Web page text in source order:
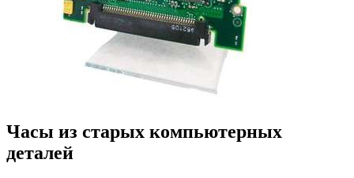
Часы из старых компьютерных
деталей